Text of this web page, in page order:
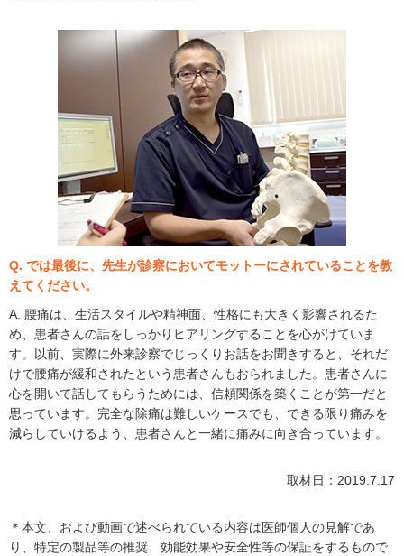
Q. では最後に、先生が診察においてモットーにされていることを教
えてください。
A. 腰痛は、生活スタイルや精神面、性格にも大きく影響されるた
め、患者さんの話をしっかりヒアリングすることを心がけていま
す。以前、実際に外来診察でじっくりお話をお聞きすると、それだ
けで腰痛が緩和されたという患者さんもおられました。患者さんに
心を開いて話してもらうためには、信頼関係を築くことが第一だと
思っています。完全な除痛は難しいケースでも、できる限り痛みを
減らしていけるよう、患者さんと一緒に痛みに向き合っています。
取材日：2019.7.17
＊本文、および動画で述べられている内容は医師個人の見解であ
り、特定の製品等の推奨、効能効果や安全性等の保証をするもので